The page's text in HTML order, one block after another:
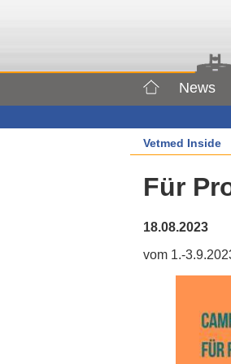
News
Vetmed Inside
Für
18.08.2023
vom 1.-